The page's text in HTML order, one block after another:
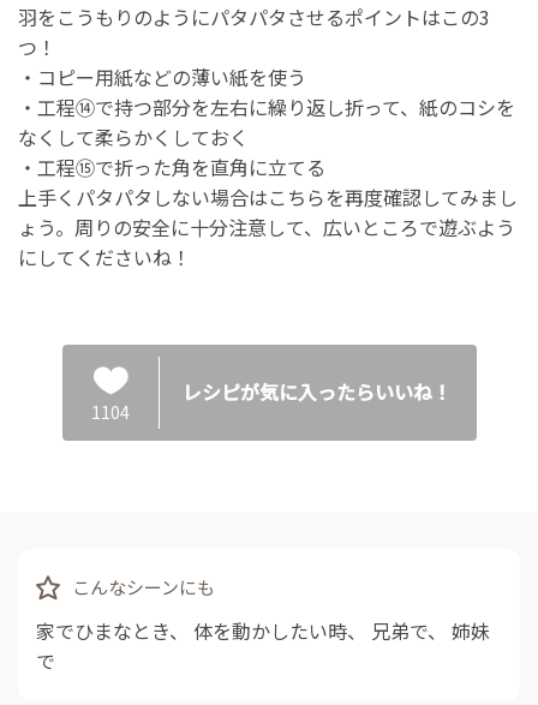
羽をこうもりのようにパタパタさせるポイントはこの3
つ！
・コピー用紙などの薄い紙を使う
・工程⑭で持つ部分を左右に繰り返し折って、紙のコシを
なくして柔らかくしておく
・工程⑮で折った角を直角に立てる
上手くパタパタしない場合はこちらを再度確認してみまし
ょう。周りの安全に十分注意して、広いところで遊ぶよう
にしてくださいね！
1104
レシピが気に入ったらいいね！
こんなシーンにも
家でひまなとき、 体を動かしたい時、 兄弟で、
姉妹
で